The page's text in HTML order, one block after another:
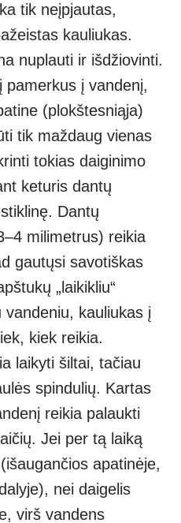
tik neįpjautas,
kauliukas.
nuplauti ir išdžiovinti.
pamerkus į vandenį,
(plokštesniąja)
tik maždaug vienas
tokias daiginimo
keturis dantų
Dantų
milimetrus) reikia
gautųsi savotiškas
„laikikliu“
kauliukas į
kiek reikia.
laikyti šiltai, tačiau
spindulių. Kartas
reikia palaukti
Jei per tą laiką
apatinėje,
nei daigelis
virš vandens